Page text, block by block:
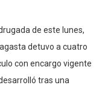
de este lunes,
detuvo a cuatro
con encargo vigente
tras una